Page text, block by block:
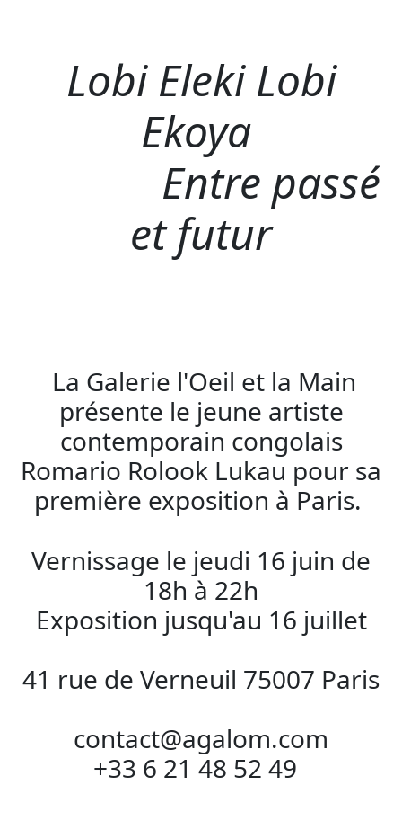
Lobi Eleki Lobi
Ekoya
Entre passé
et futur
La Galerie l'Oeil et la Main
présente le jeune artiste
contemporain congolais
Romario Rolook Lukau pour sa
première exposition à Paris.
Vernissage le jeudi 16 juin de
18h à 22h
Exposition jusqu'au 16 juillet
41 rue de Verneuil 75007 Paris
contact@agalom.com
+33 6 21 48 52 49